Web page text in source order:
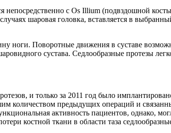
с Os Illium (подвздошной
шаровая головка, вставляется в
ноги. Поворотные движения в суставе
сустава. Седлообразные протезы
и только за 2011 год было
количеством предыдущих операций и
активность пациентов, однако,
костной ткани в области таза